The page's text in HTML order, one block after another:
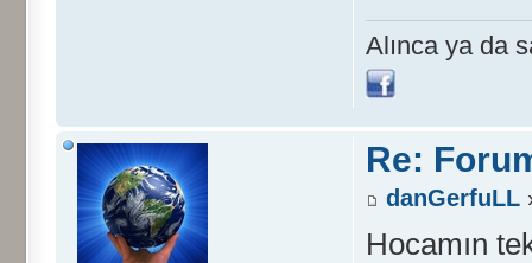
Alınca ya da
Re:
danGerfuLL
Hocamın